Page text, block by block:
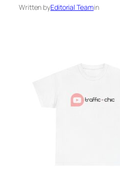
Written byEditorial Teamin